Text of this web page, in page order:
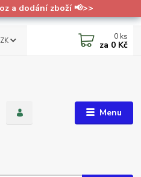
a dodání zboží 📢>>
Menu
0 ks
za 0 Kč